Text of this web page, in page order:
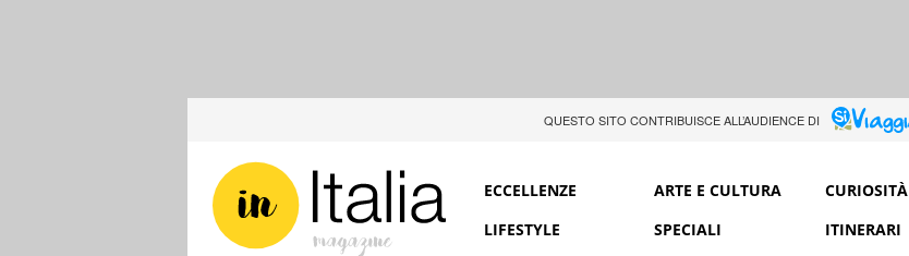
QUESTO SITO CONTRIBUISCE ALL’AUDIENCE DI
ECCELLENZE ARTE E CULTURA CURIOSITÀ
LIFESTYLE
SPECIALI ITINERARI